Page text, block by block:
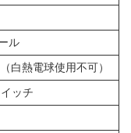
ル
白熱電球使用不可）
ッチ